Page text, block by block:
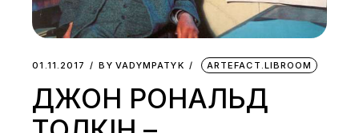
01.11.2017 BY VADYMPATYK ARTEFACT.LIBROOM
ДЖОН РОНАЛЬД